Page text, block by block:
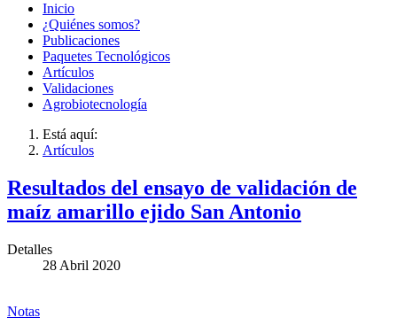
Inicio
¿Quiénes somos?
Publicaciones
Paquetes Tecnológicos
Artículos
Validaciones
Agrobiotecnología
Está aquí:
Artículos
Resultados del ensayo de validación de
maíz amarillo ejido San Antonio
Detalles
28 Abril 2020
Notas